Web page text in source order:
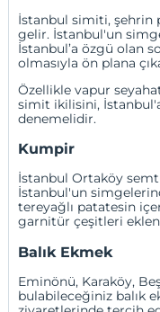
İstanbul simiti, şehrin
gelir. İstanbul'un
İstanbul’a özgü olan
olmasıyla ön plana
Özellikle vapur
simit ikilisini,
denemelidir.
Kumpir
İstanbul Ortaköy
İstanbul'un
tereyağlı patatesin
garnitür çeşitleri
Balık Ekmek
Eminönü, Karaköy,
bulabileceğiniz balık